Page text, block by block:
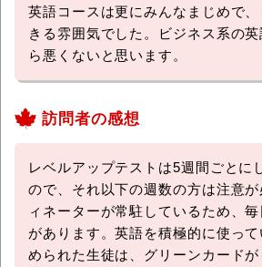
英語コースは更にみんなまじめで
きる雰囲気でした。ビジネス系の
ら悪くないと思います。
訪問者の感想
レベルアップテストは5週間ごとに
ので、それ以下の週数の方は注意
ィネーターが常駐しているため、
があります。英語を積極的に使っ
められた生徒は、グリーンカード